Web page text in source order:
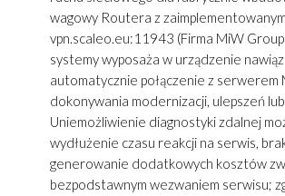
wagowy Routera z
vpn.scaleo.eu:11943 (Firma MiW
systemy wyposaża w urządzenie
automatycznie połączenie z serwerem
dokonywania modernizacji, ulepszeń
Uniemożliwienie diagnostyki zdalnej
wydłużenie czasu reakcji na serwis,
generowanie dodatkowych kosztów
bezpodstawnym wezwaniem serwisu;